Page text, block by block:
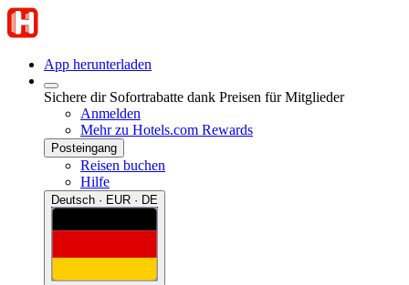
App herunterladen
Sichere dir Sofortrabatte dank Preisen für Mitglieder
Anmelden
Mehr zu Hotels.com Rewards
Posteingang
Reisen buchen
Hilfe
Deutsch · EUR · DE